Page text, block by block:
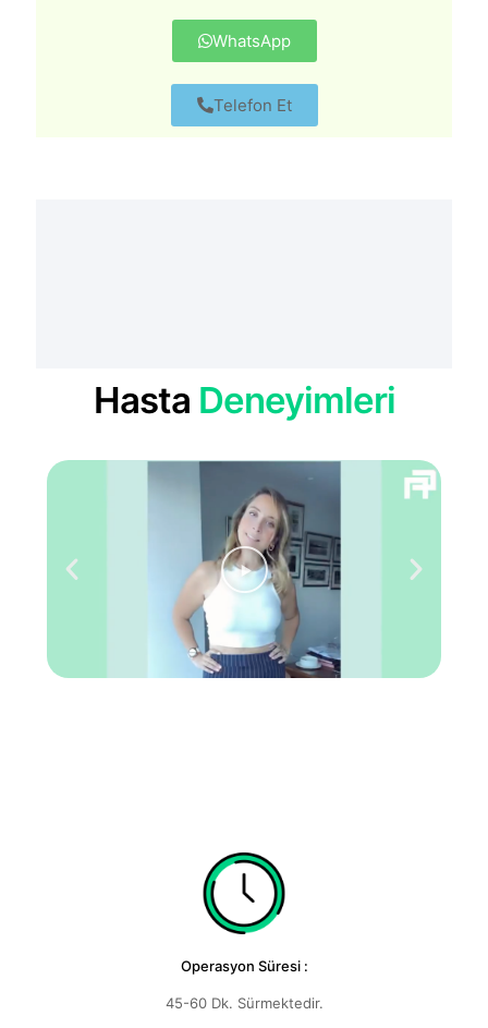
WhatsApp
Telefon Et
Hasta Deneyimleri
Operasyon Süresi :
45-60 Dk. Sürmektedir.